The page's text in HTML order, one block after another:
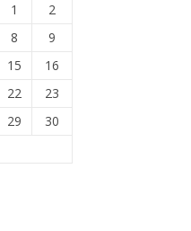
1
2
8
9
15
16
22
23
29
30